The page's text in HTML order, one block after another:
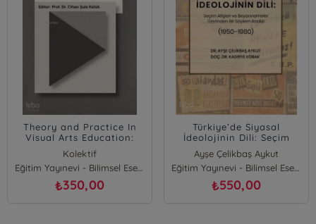
Theory and Practice In
Visual Arts Education:
Creativity, Perception,
and Pedagogical
Approaches
Kolektif
Eğitim Yayınevi - Bilimsel Eserler
₺350,00
Türkiye’de Siyasal
İdeolojinin Dili: Seçim
Afişleri ve Beyannameler
Üzerinden Bir Söylem
Analizi (1950–1980)
Ayşe Çelikbaş Aykut
Kadriye Kobak
Eğitim Yayınevi - Bilimsel Eserler
₺550,00